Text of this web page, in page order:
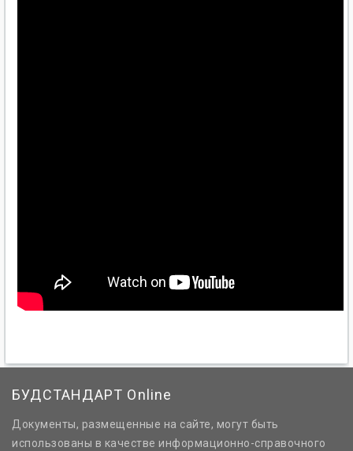
БУДСТАНДАРТ Online
Документы, размещенные на сайте, могут быть
использованы в качестве информационно-справочного